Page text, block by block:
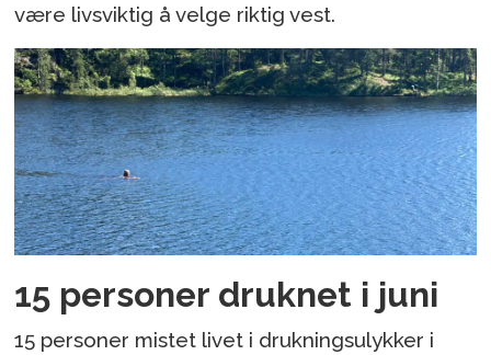
være livsviktig å velge riktig vest.
15 personer druknet i juni
15 personer mistet livet i drukningsulykker i